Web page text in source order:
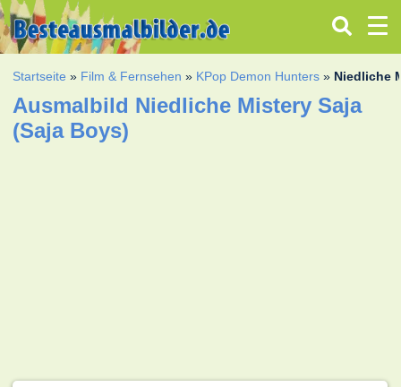
Startseite » Film & Fernsehen » KPop Demon Hunters » Niedliche
Ausmalbild Niedliche Mistery Saja
(Saja Boys)